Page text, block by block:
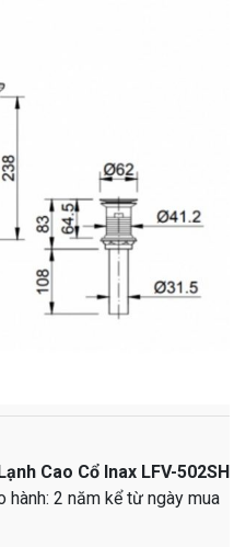
Cao Cổ Inax LFV-502SH
hành: 2 năm kể từ ngày mua